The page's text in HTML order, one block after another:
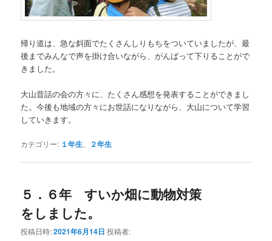
帰り道は、急な斜面でたくさんしりもちをついていましたが、最
後までみんなで声を掛け合いながら、がんばって下りることがで
きました。
大山昔話の会の方々に、たくさん感想を発表することができまし
た。今後も地域の方々にお世話になりながら、大山について学習
していきます。
カテゴリー: １年生 ２年生
５．６年 すいか畑に動物対策
をしました。
投稿日時:2021年6月14日 投稿者: